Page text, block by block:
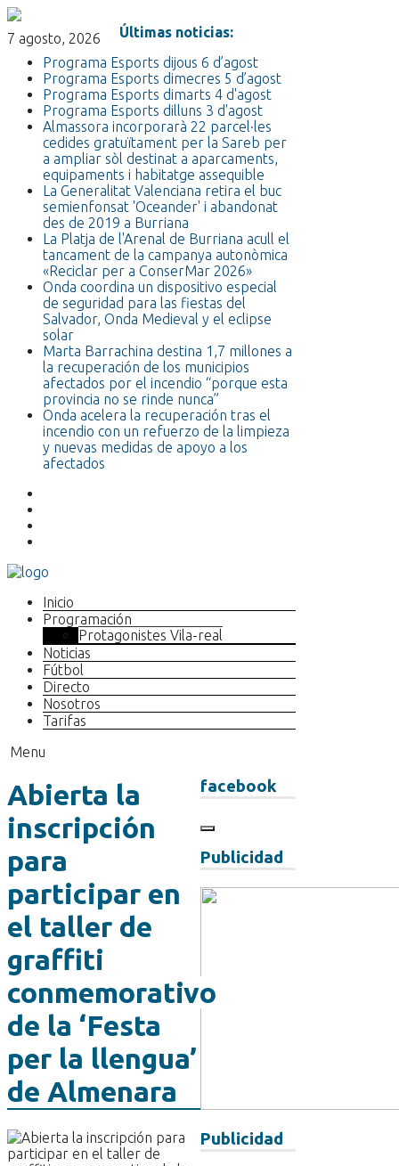
7 agosto, 2026
Últimas noticias:
Programa Esports dijous 6 d’agost
Programa Esports dimecres 5 d’agost
Programa Esports dimarts 4 d'agost
Programa Esports dilluns 3 d'agost
Almassora incorporarà 22 parcel·les
cedides gratuïtament per la Sareb per
a ampliar sòl destinat a aparcaments,
equipaments i habitatge assequible
La Generalitat Valenciana retira el buc
semienfonsat 'Oceander' i abandonat
des de 2019 a Burriana
La Platja de l'Arenal de Burriana acull el
tancament de la campanya autonòmica
«Reciclar per a ConserMar 2026»
Onda coordina un dispositivo especial
de seguridad para las fiestas del
Salvador, Onda Medieval y el eclipse
solar
Marta Barrachina destina 1,7 millones a
la recuperación de los municipios
afectados por el incendio “porque esta
provincia no se rinde nunca”
Onda acelera la recuperación tras el
incendio con un refuerzo de la limpieza
y nuevas medidas de apoyo a los
afectados
Inicio
Programación
Protagonistes Vila-real
Noticias
Fútbol
Directo
Nosotros
Tarifas
Menu
facebook
Publicidad
Publicidad
Abierta la
inscripción
para
participar en
el taller de
graffiti
conmemorativo
de la ‘Festa
per la llengua’
de Almenara